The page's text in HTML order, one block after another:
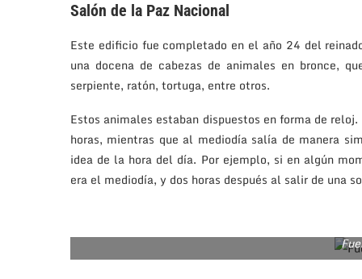
Salón de la Paz Nacional
Este edificio fue completado en el año 24 del
una docena de cabezas de animales en bronce,
serpiente, ratón, tortuga, entre otros.
Estos animales estaban dispuestos en forma de
horas, mientras que al mediodía salía de manera
idea de la hora del día. Por ejemplo, si en algún
era el mediodía, y dos horas después al salir de una